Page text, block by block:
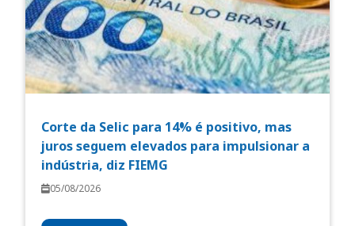
Corte da Selic para 14% é positivo, mas
juros seguem elevados para impulsionar a
indústria, diz FIEMG
05/08/2026